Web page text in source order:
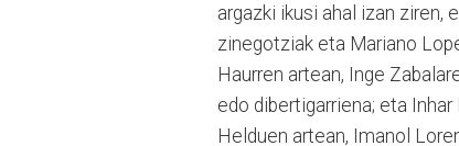
argazki ikusi ahal izan ziren,
zinegotziak eta Mariano
Haurren artean, Inge
edo dibertigarriena; eta Inhar
Helduen artean, Imanol